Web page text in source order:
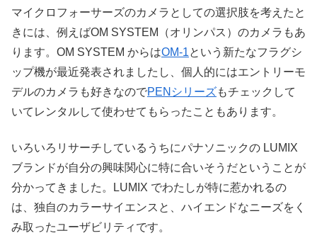
マイクロフォーサーズのカメラとしての選択肢を考えたと
きには、例えばOM SYSTEM（オリンパス）のカメラもあ
ります。OM SYSTEM からはOM-1という新たなフラグシ
ップ機が最近発表されましたし、個人的にはエントリーモ
デルのカメラも好きなのでPENシリーズもチェックして
いてレンタルして使わせてもらったこともあります。
いろいろリサーチしているうちにパナソニックの LUMIX
ブランドが自分の興味関心に特に合いそうだということが
分かってきました。LUMIX でわたしが特に惹かれるの
は、独自のカラーサイエンスと、ハイエンドなニーズをく
み取ったユーザビリティです。